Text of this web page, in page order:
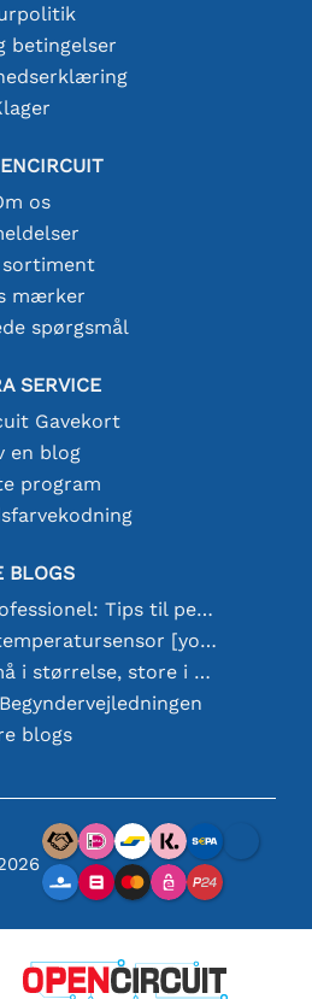
betingelser
os
sortiment
mærker
spørgsmål
SERVICE
Gavekort
en blog
program
BLOGS
Lodning som en professionel: Tips til perfekte elektroniske forbindelser
Valg af den rigtige temperatursensor [youtube]
18650 Batterier: Små i størrelse, store i ydeevne
blogs